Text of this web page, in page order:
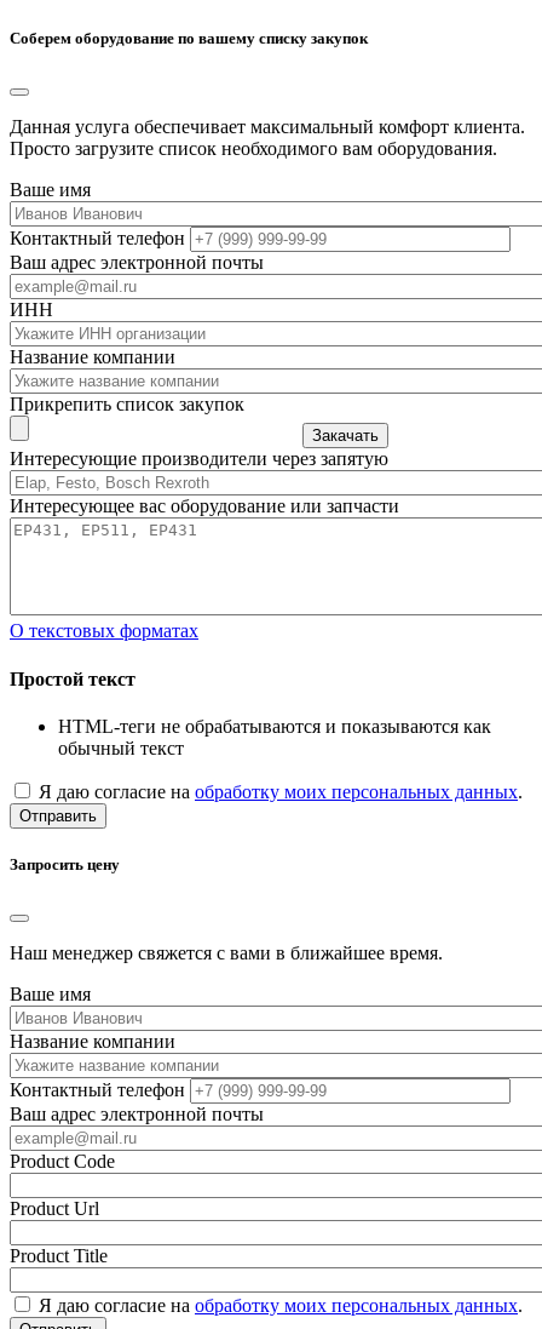
Соберем оборудование по вашему списку закупок
Данная услуга обеспечивает максимальный комфорт клиента.
Просто загрузите список необходимого вам оборудования.
Ваше имя
Контактный телефон
Ваш адрес электронной почты
ИНН
Название компании
Прикрепить список закупок
Закачать
Интересующие производители через запятую
Интересующее вас оборудование или запчасти
О текстовых форматах
Простой текст
HTML-теги не обрабатываются и показываются как
обычный текст
Я даю согласие на обработку моих персональных данных.
Отправить
Запросить цену
Наш менеджер свяжется с вами в ближайшее время.
Ваше имя
Название компании
Контактный телефон
Ваш адрес электронной почты
Product Code
Product Url
Product Title
Я даю согласие на обработку моих персональных данных.